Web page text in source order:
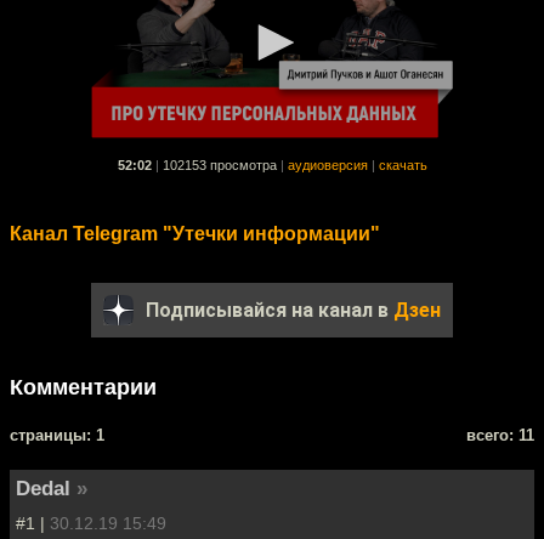
52:02 102153 просмотра аудиоверсия скачать
Канал Telegram "Утечки информации"
Подписывайся на канал в Дзен
Комментарии
cтраницы: 1 всего: 11
Dedal »
#1 | 30.12.19 15:49